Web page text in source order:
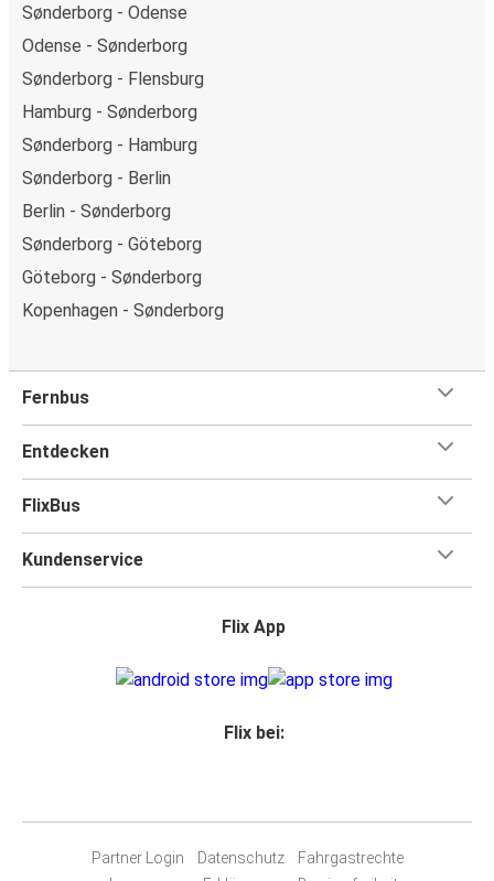
Sønderborg - Odense
Odense - Sønderborg
Sønderborg - Flensburg
Hamburg - Sønderborg
Sønderborg - Hamburg
Sønderborg - Berlin
Berlin - Sønderborg
Sønderborg - Göteborg
Göteborg - Sønderborg
Kopenhagen - Sønderborg
Fernbus
Entdecken
FlixBus
Kundenservice
Flix App
Flix bei:
Partner Login Datenschutz
Fahrgastrechte